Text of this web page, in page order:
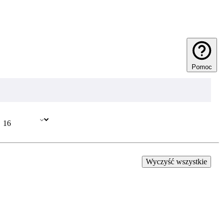
Pomoc
Wyczyść wszystkie